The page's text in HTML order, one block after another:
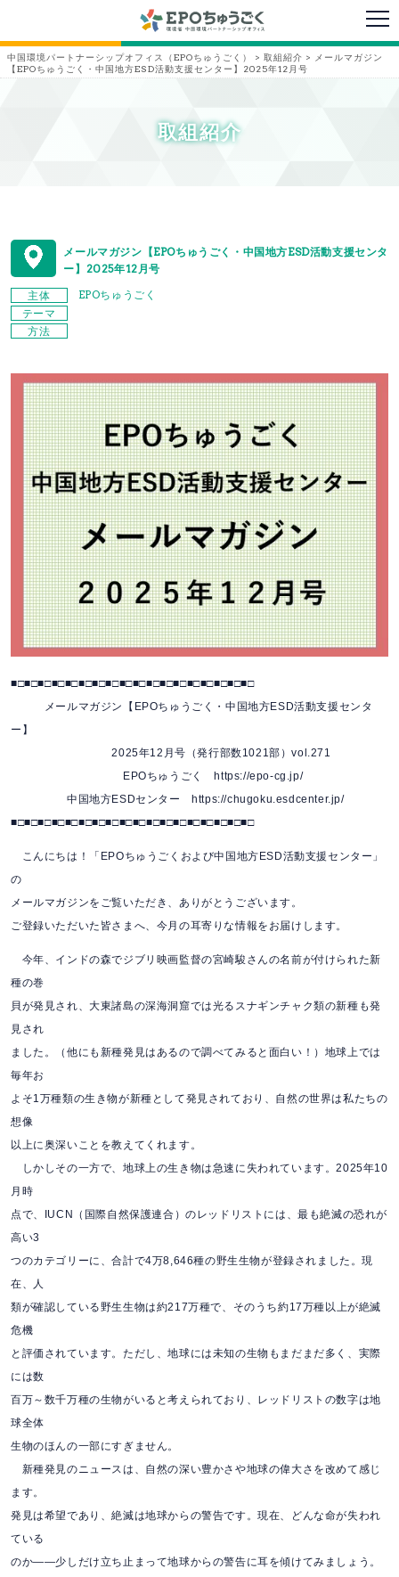
メ
中国環境パートナーシップオフィス（EPOちゅうごく） > 取組紹介 >
メールマガジン
【EPOちゅうごく・中国地方ESD活動支援センター】2025年12月号
取組紹介
メールマガジン【EPOちゅうごく・中国地方ESD活動支援センタ
ー】2025年12月号
主体
EPOちゅうごく
テーマ
方法
■□■□■□■□■□■□■□■□■□■□■□■□■□■□■□■□■□■□
メールマガジン【EPOちゅうごく・中国地方ESD活動支援センタ
ー】
2025年12月号（発行部数1021部）vol.271
EPOちゅうごく https://epo-cg.jp/
中国地方ESDセンター https://chugoku.esdcenter.jp/
■□■□■□■□■□■□■□■□■□■□■□■□■□■□■□■□■□■□
こんにちは！「EPOちゅうごくおよび中国地方ESD活動支援センター」
の
メールマガジンをご覧いただき、ありがとうございます。
ご登録いただいた皆さまへ、今月の耳寄りな情報をお届けします。
今年、インドの森でジブリ映画監督の宮崎駿さんの名前が付けられた新
種の巻
貝が発見され、大東諸島の深海洞窟では光るスナギンチャク類の新種も発
見され
ました。（他にも新種発見はあるので調べてみると面白い！）地球上では
毎年お
よそ1万種類の生き物が新種として発見されており、自然の世界は私たちの
想像
以上に奥深いことを教えてくれます。
しかしその一方で、地球上の生き物は急速に失われています。2025年10
月時
点で、IUCN（国際自然保護連合）のレッドリストには、最も絶滅の恐れが
高い3
つのカテゴリーに、合計で4万8,646種の野生生物が登録されました。現
在、人
類が確認している野生生物は約217万種で、そのうち約17万種以上が絶滅
危機
と評価されています。ただし、地球には未知の生物もまだまだ多く、実際
には数
百万～数千万種の生物がいると考えられており、レッドリストの数字は地
球全体
生物のほんの一部にすぎません。
新種発見のニュースは、自然の深い豊かさや地球の偉大さを改めて感じ
ます。
発見は希望であり、絶滅は地球からの警告です。現在、どんな命が失われ
ている
のか――少しだけ立ち止まって地球からの警告に耳を傾けてみましょう。